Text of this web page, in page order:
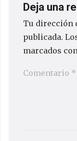
Deja una
Tu dirección
publicada.
marcados con